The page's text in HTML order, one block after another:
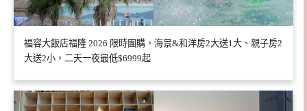
福容大飯店福隆 2026 限時團購，海景&和洋房2大送1大、親子房2
大送2小，二天一夜最低$6999起